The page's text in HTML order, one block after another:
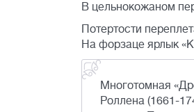
В цельнокожаном
Потертости
На форзаце ярлык
Многотомная
Роллена (1661-